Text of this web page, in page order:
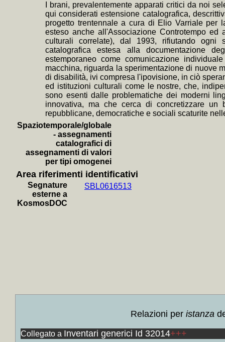
+Il
+La
+
+I
+Il
+Il
maya,
+
I brani, prevalentemente apparati critici da noi
qui considerati estensione catalografica,
progetto trentennale a cura di Elio Varriale per
esteso anche all'Associazione Controtempo
culturali correlate), dal 1993, rifiutando ogni
catalografica estesa alla documentazione
estemporaneo come comunicazione
macchina, riguarda la sperimentazione di nuove
di disabilità, ivi compresa l'ipovisione, in ciò
ed istituzioni culturali come le nostre, che,
sono esenti dalle problematiche dei moderni
innovativa, ma che cerca di concretizzare
repubblicane, democratiche e sociali scaturite
Spaziotemporale/globale
- assegnamenti
catalografici di
assegnamenti di valori
per tipi omogenei
Area riferimenti identificativi
Segnature
esterne a
KosmosDOC
SBL0616513
Relazioni per istanza
Collegato a Inventari generici Id 32014+++